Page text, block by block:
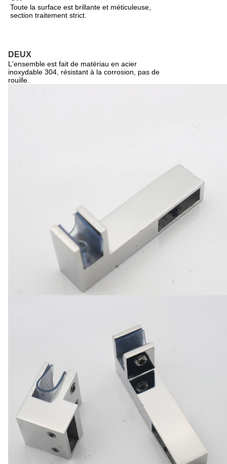
Toute la surface est brillante et méticuleuse,
section traitement strict.
DEUX
L'ensemble est fait de matériau en acier
inoxydable 304, résistant à la corrosion, pas de
rouille.